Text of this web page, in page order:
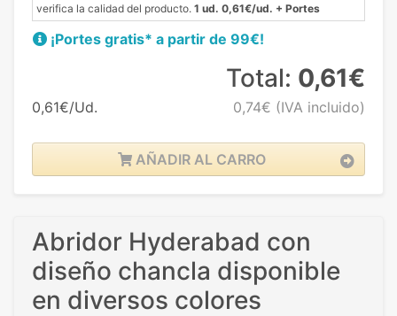
verifica la calidad del producto. 1 ud. 0,61€/ud. + Portes
¡Portes gratis* a partir de 99€!
0,61€/Ud.
Total: 0,61€
0,74€ (IVA incluido)
AÑADIR AL CARRO
Abridor Hyderabad con
diseño chancla disponible
en diversos colores